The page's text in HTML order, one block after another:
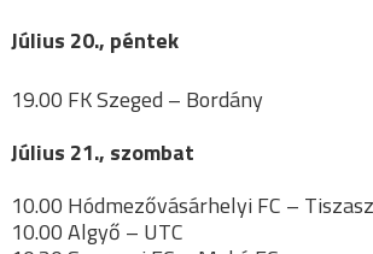
Július 20., péntek
19.00 FK Szeged – Bordány
Július 21., szombat
10.00 Hódmezővásárhelyi FC –
10.00 Algyő – UTC